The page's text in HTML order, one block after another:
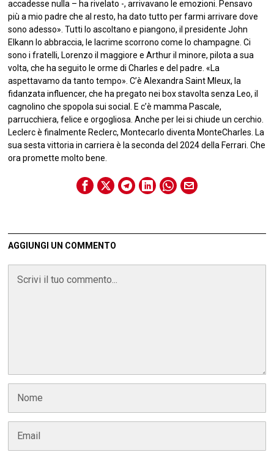
accadesse nulla – ha rivelato -, arrivavano le emozioni. Pensavo
più a mio padre che al resto, ha dato tutto per farmi arrivare dove
sono adesso». Tutti lo ascoltano e piangono, il presidente John
Elkann lo abbraccia, le lacrime scorrono come lo champagne. Ci
sono i fratelli, Lorenzo il maggiore e Arthur il minore, pilota a sua
volta, che ha seguito le orme di Charles e del padre. «La
aspettavamo da tanto tempo». C’è Alexandra Saint Mleux, la
fidanzata influencer, che ha pregato nei box stavolta senza Leo, il
cagnolino che spopola sui social. E c’è mamma Pascale,
parrucchiera, felice e orgogliosa. Anche per lei si chiude un cerchio.
Leclerc è finalmente Reclerc, Montecarlo diventa MonteCharles. La
sua sesta vittoria in carriera è la seconda del 2024 della Ferrari. Che
ora promette molto bene.
AGGIUNGI UN COMMENTO